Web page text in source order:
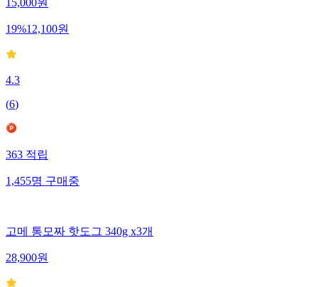
15,000원
19%12,100원
4.3
(6)
363적립
1,455명구매중
고메 통모짜 핫도그 340g x3개
28,900원